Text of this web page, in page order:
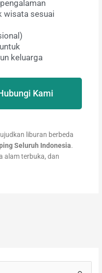
wisata sesuai
keluarga
Kami
liburan berbeda
Seluruh Indonesia.
alam terbuka, dan